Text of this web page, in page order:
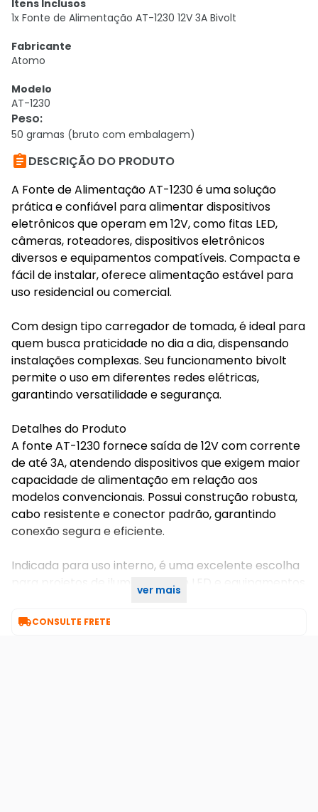
Itens Inclusos
1x Fonte de Alimentação AT-1230 12V 3A Bivolt
Fabricante
Atomo
Modelo
AT-1230
Peso:
50 gramas (bruto com embalagem)
DESCRIÇÃO DO PRODUTO
A Fonte de Alimentação AT-1230 é uma solução
prática e confiável para alimentar dispositivos
eletrônicos que operam em 12V, como fitas LED,
câmeras, roteadores, dispositivos eletrônicos
diversos e equipamentos compatíveis. Compacta e
fácil de instalar, oferece alimentação estável para
uso residencial ou comercial.
Com design tipo carregador de tomada, é ideal para
quem busca praticidade no dia a dia, dispensando
instalações complexas. Seu funcionamento bivolt
permite o uso em diferentes redes elétricas,
garantindo versatilidade e segurança.
Detalhes do Produto
A fonte AT-1230 fornece saída de 12V com corrente
de até 3A, atendendo dispositivos que exigem maior
capacidade de alimentação em relação aos
modelos convencionais. Possui construção robusta,
cabo resistente e conector padrão, garantindo
conexão segura e eficiente.
Indicada para uso interno, é uma excelente escolha
para projetos de iluminação em LED e equipamentos
ver mais
CONSULTE FRETE